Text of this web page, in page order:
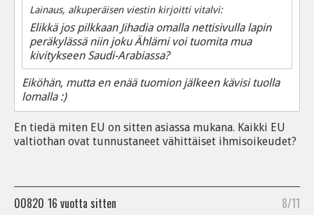
Lainaus, alkuperäisen viestin kirjoitti vitalvi:
Elikkä jos pilkkaan Jihadia omalla nettisivulla lapin
peräkylässä niin joku Ählämi voi tuomita mua
kivitykseen Saudi-Arabiassa?
Eiköhän, mutta en enää tuomion jälkeen kävisi tuolla
lomalla :)
En tiedä miten EU on sitten asiassa mukana. Kaikki EU
valtiothan ovat tunnustaneet vähittäiset ihmisoikeudet?
00820 16 vuotta sitten 8/11